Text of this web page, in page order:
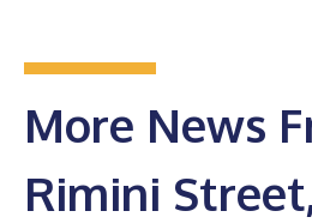
More News
Rimini